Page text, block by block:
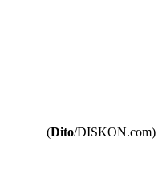
(Dito/DISKON.com)